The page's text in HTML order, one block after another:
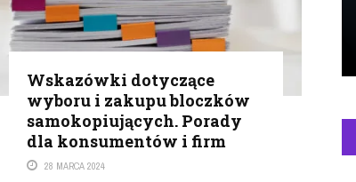
Wskazówki dotyczące
wyboru i zakupu bloczków
samokopiujących. Porady
dla konsumentów i firm
28 MARCA 2024
kamery, reflektory adaptacyjne czy elementy
konstrukcyjne wykonane z lekkich stopów
powodują, że ...